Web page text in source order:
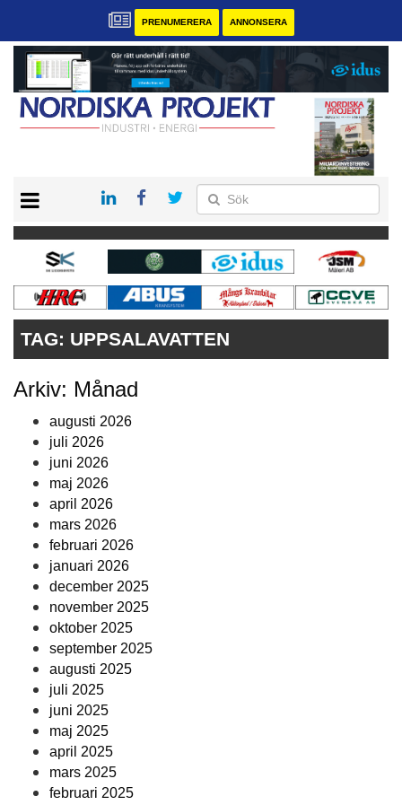
PRENUMERERA ANNONSERA
KONTAKT
VÅRA ANDRA MAGASIN
PRENUMERERA
ANNONSERA
TAG: UPPSALAVATTEN
Arkiv: Månad
augusti 2026
juli 2026
juni 2026
maj 2026
april 2026
mars 2026
februari 2026
januari 2026
december 2025
november 2025
oktober 2025
september 2025
augusti 2025
juli 2025
juni 2025
maj 2025
april 2025
mars 2025
februari 2025